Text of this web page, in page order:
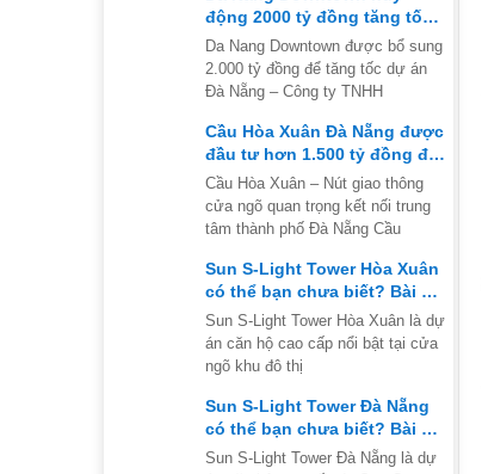
động 2000 tỷ đồng tăng tốc
siêu dự án tại Đà Nẵng
Da Nang Downtown được bổ sung
2.000 tỷ đồng để tăng tốc dự án
Đà Nẵng – Công ty TNHH
Cầu Hòa Xuân Đà Nẵng được
đầu tư hơn 1.500 tỷ đồng để
mở rộng nút giao thông
Cầu Hòa Xuân – Nút giao thông
cửa ngõ quan trọng kết nối trung
tâm thành phố Đà Nẵng Cầu
Sun S-Light Tower Hòa Xuân
có thể bạn chưa biết? Bài số
3 của series
Sun S-Light Tower Hòa Xuân là dự
án căn hộ cao cấp nổi bật tại cửa
ngõ khu đô thị
Sun S-Light Tower Đà Nẵng
có thể bạn chưa biết? Bài số
2 của series
Sun S-Light Tower Đà Nẵng là dự